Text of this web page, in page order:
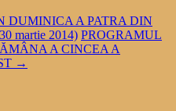
DUMINICA A PATRA DIN
martie 2014) PROGRAMUL
A CINCEA A
→